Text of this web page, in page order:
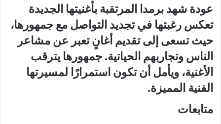
عودة شهد برمدا المرتقبة بأغنيتها الجديدة
تعكس رغبتها في تجديد التواصل مع جمهورها،
حيث تسعى إلى تقديم أغانٍ تعبر عن مشاعر
الناس وتجاربهم الحياتية. جمهورها يترقب
الأغنية، ويأمل أن تكون استمرارًا لمسيرتها
الفنية المميزة.
متابعات